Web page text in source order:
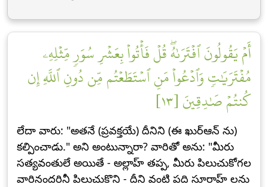
أَمۡ يَقُولُونَ ٱفۡتَرَىٰهُۖ قُلۡ فَأۡتُواْ بِعَشۡرِ سُوَرٖ مِّثۡلِهِۦ
مُفۡتَرَيَٰتٖ وَٱدۡعُواْ مَنِ ٱسۡتَطَعۡتُم مِّن دُونِ ٱللَّهِ إِن
كُنتُمۡ صَٰدِقِينَ [١٣]
లేదా వారు: "అతనే (ప్రవక్తయే) దీనిని (ఈ ఖుర్ఆన్ ను)
కల్పించాడు." అని అంటున్నారా? వారితో అను: "మీరు
సత్యవంతులే అయితే - అల్లాహ్ తప్ప, మీరు పిలుచుకోగల
వారినందరినీ పిలుచుకొని - దీని వంటి పది సూరాహ్ లను